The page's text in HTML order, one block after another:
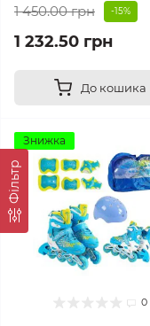
Фільтр
1 450.00 грн -15%
1 232.50 грн
До кошика
Знижка
0